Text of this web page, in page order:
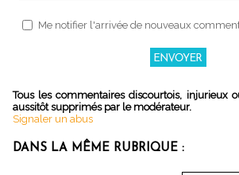
Me notifier l'arrivée de nouveaux
Tous les commentaires discourtois, injurieux
aussitôt supprimés par le modérateur.
Signaler un abus
DANS LA MÊME RUBRIQUE :